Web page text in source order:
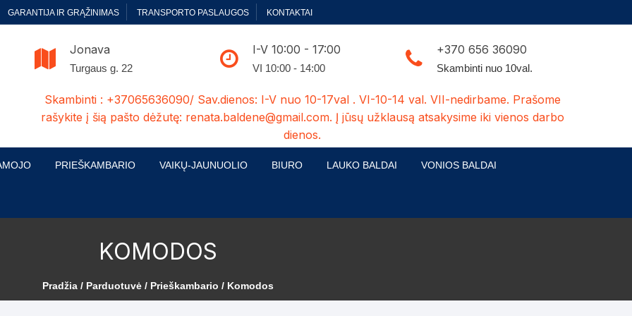
GARANTIJA IR GRĄŽINIMAS TRANSPORTO PASLAUGOS KONTAKTAI
Jonava
Turgaus g. 22
I-V 10:00 - 17:00
VI 10:00 - 14:00
+370 656 36090
Skambinti nuo 10val.
Skambinti : +37065636090/ Sav.dienos: I-V nuo 10-17val . VI-10-14 val. VII-nedirbame. Prašome
rašykite į šią pašto dėžutę: renata.baldene@gmail.com. Į jūsų užklausą atsakysime iki vienos darbo
dienos.
baldų komplektai
su audiniu
PRIEŠKAMBARIO
Komodos
VAIKŲ-JAUNUOLIO
komlektai-sekcijos
Kušetės
BIURO
Darbo-poilsio kėdės
LAUKO BALDAI
Šuliniai
VONIOS BALDAI
KOMODOS
Pradžia / Parduotuvė / Prieškambario / Komodos